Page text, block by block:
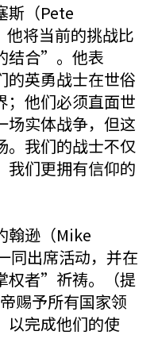
斯（Pete
将当前的挑战比
结合”。他表
英勇战士在世俗
；他们必须直面世
场实体战争，但这
。我们的战士不仅
我们更拥有信仰的
翰逊（Mike
同出席活动，并在
权者”祈祷。（提
赐予所有国家领
以完成他们的使